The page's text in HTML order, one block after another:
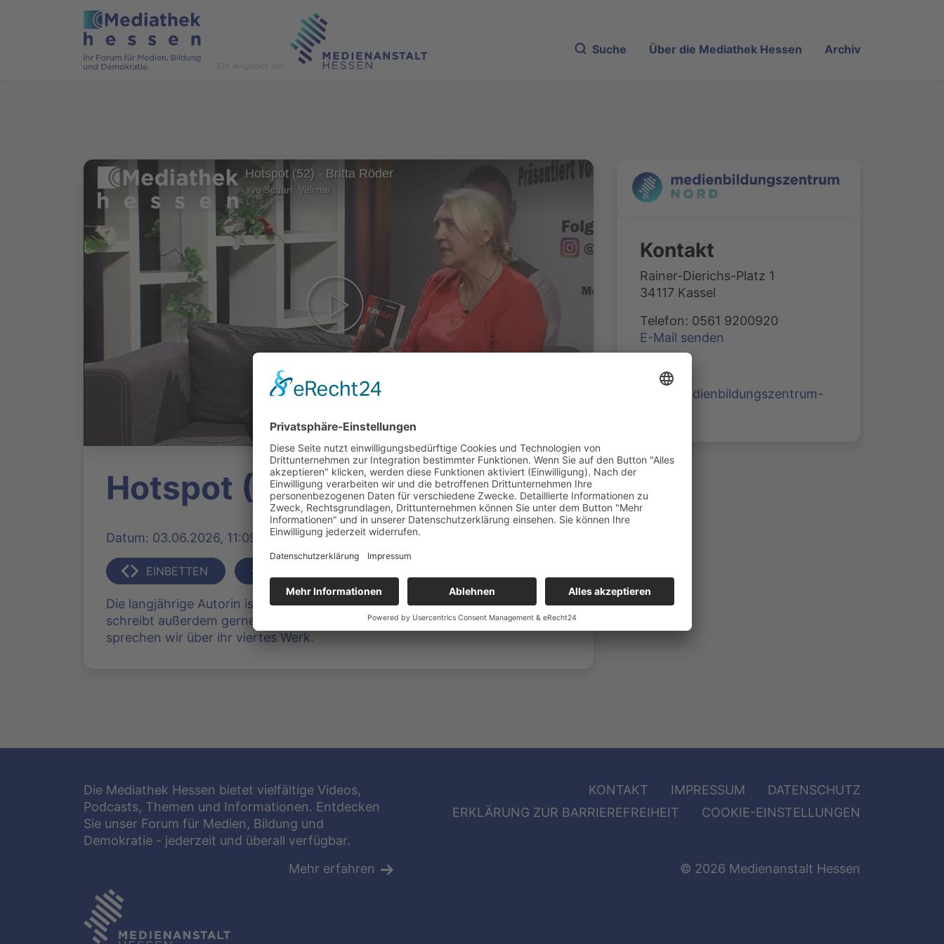
Suche Über die Mediathek Hessen Archiv
Hotspot (52) - Britta Röder
Yvo Scharf, Vellmar
Hotspot (52) - Britta Röder
Datum: 03.06.2026, 11:09 Uhr | Produziert: Yvo Scharf, Vellmar | 1352 Klicks
EINBETTEN
Die langjährige Autorin ist fest davon überzeugt, dass Lesen sexy macht und
schreibt außerdem gerne Rezensionen zu anderen Büchern. Außerdem
sprechen wir über ihr viertes Werk.
Kontakt
Rainer-Dierichs-Platz 1
34117 Kassel
Telefon: 0561 9200920
E-Mail senden
www.medienbildungszentrum-
Die Mediathek Hessen bietet vielfältige Videos,
Podcasts, Themen und Informationen. Entdecken
Sie unser Forum für Medien, Bildung und
Demokratie - jederzeit und überall verfügbar.
Mehr erfahren
KONTAKT IMPRESSUM
DATENSCHUTZ
ERKLÄRUNG ZUR BARRIEREFREIHEIT
COOKIE-EINSTELLUNGEN
© 2026 Medienanstalt Hessen